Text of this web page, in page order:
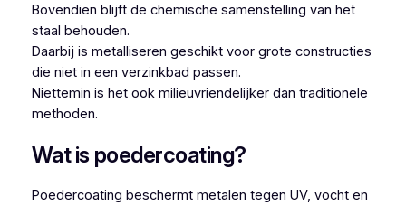
Bovendien blijft de chemische samenstelling van het
staal behouden.
Daarbij is metalliseren geschikt voor grote constructies
die niet in een verzinkbad passen.
Niettemin is het ook milieuvriendelijker dan traditionele
methoden.
Wat is poedercoating?
Poedercoating beschermt metalen tegen UV, vocht en